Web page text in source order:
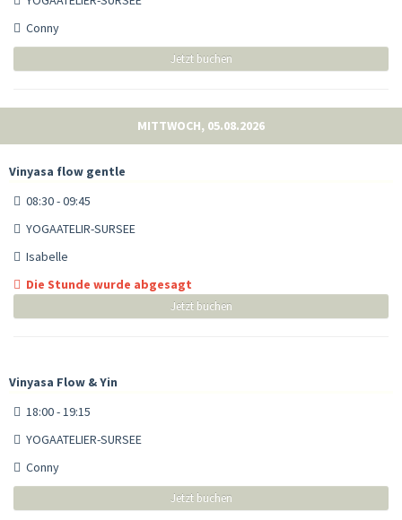
Conny
Jetzt buchen
MITTWOCH, 05.08.2026
Vinyasa flow gentle
08:30 - 09:45
YOGAATELIR-SURSEE
Isabelle
Die Stunde wurde abgesagt
Jetzt buchen
Vinyasa Flow & Yin
18:00 - 19:15
YOGAATELIER-SURSEE
Conny
Jetzt buchen